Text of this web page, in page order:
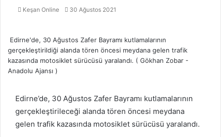
Keşan Online
Bir
göndermek
30 Ağustos 2021
Edirne'de, 30 Ağustos Zafer Bayramı kutlamalarının
gerçekleştirildiği alanda tören öncesi meydana gelen trafik
kazasında motosiklet sürücüsü yaralandı. ( Gökhan Zobar -
Anadolu Ajansı )
Edirne’de, 30 Ağustos Zafer Bayramı kutlamalarının
gerçekleştirileceği alanda tören öncesi meydana
gelen trafik kazasında motosiklet sürücüsü yaralandı.